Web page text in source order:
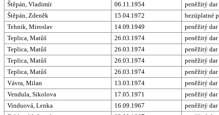
Štěpán, Vladimír
06.11.1954
peněžitý
Štěpán, Zdeněk
15.04.1972
bezúplatné
Tehnik, Miroslav
14.09.1949
peněžitý
Teplica, Matůš
26.03.1974
peněžitý
Teplica, Matůš
26.03.1974
peněžitý
Teplica, Matůš
26.03.1974
peněžitý
Teplica, Matůš
26.03.1974
peněžitý
Vávra, Milan
13.03.1974
peněžitý
Vendula, Sikolova
17.05.1971
peněžitý
Vinduová, Lenka
16.09.1967
peněžitý